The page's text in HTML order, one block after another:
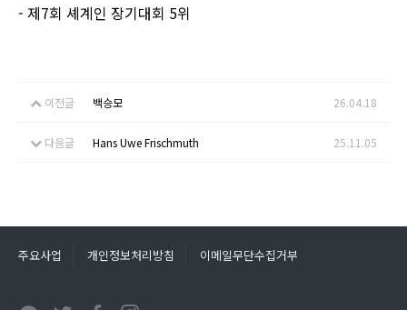
- 제7회 셰계인 장기대회 5위
이전글 백승모 26.04.18
다음글 Hans Uwe Frischmuth 25.11.05
주요사업 개인정보처리방침 이메일무단수집거부